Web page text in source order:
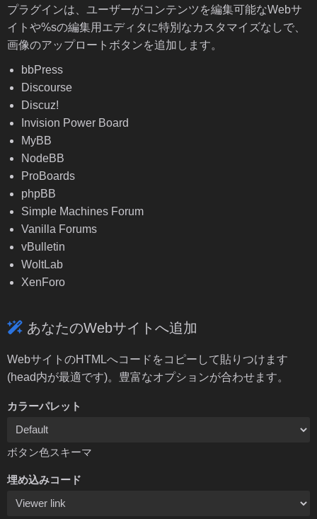
プラグインは、ユーザーがコンテンツを編集可能なWebサ
イトや%sの編集用エディタに特別なカスタマイズなしで、
画像のアップロートボタンを追加します。
bbPress
Discourse
Discuz!
Invision Power Board
MyBB
NodeBB
ProBoards
phpBB
Simple Machines Forum
Vanilla Forums
vBulletin
WoltLab
XenForo
あなたのWebサイトへ追加
WebサイトのHTMLへコードをコピーして貼りつけます
(head内が最適です)。豊富なオプションが合わせます。
カラーパレット
ボタン色スキーマ
埋め込みコード